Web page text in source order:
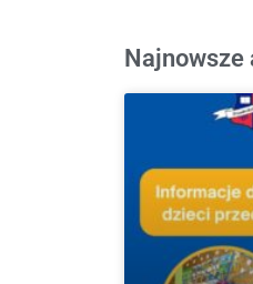
Najnowsze